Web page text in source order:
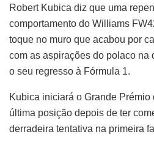
Robert Kubica diz que uma
comportamento do Williams
toque no muro que acabou por
com as aspirações do polaco na
o seu regresso à Fórmula 1.
Kubica iniciará o Grande Prémio
última posição depois de ter
derradeira tentativa na primeira